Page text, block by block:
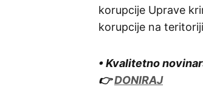
korupcije Uprave
korupcije na
• Kvalitetno
👉DONIRAJ